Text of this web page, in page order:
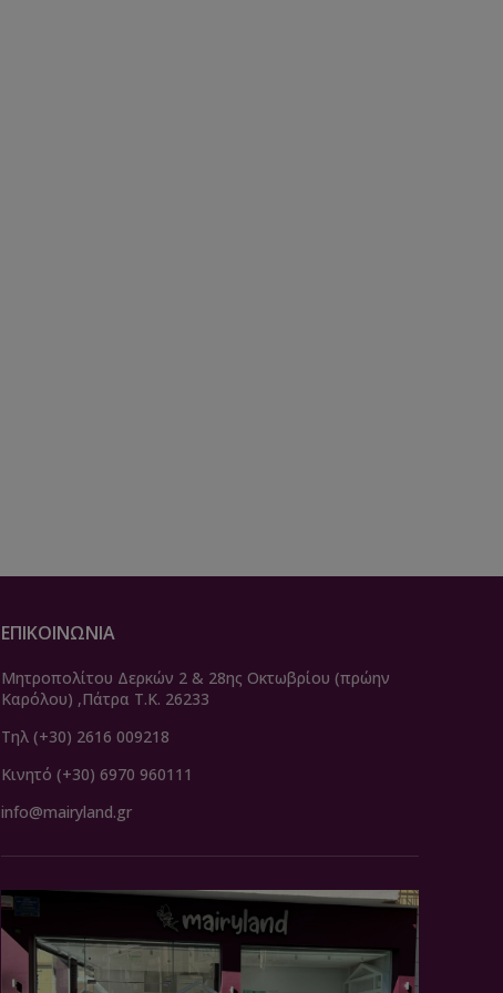
ΕΠΙΚΟΙΝΩΝΙΑ
Μητροπολίτου Δερκών 2 & 28ης Οκτωβρίου (πρώην
Καρόλου) ,Πάτρα Τ.Κ. 26233
Τηλ (+30) 2616 009218
Κινητό (+30) 6970 960111
info@mairyland.gr